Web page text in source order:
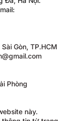
Gòn, TP.HCM
Phòng
này.